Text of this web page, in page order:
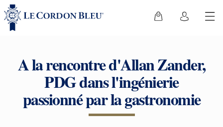
A la rencontre d'Allan Zander,
PDG dans l'ingénierie
passionné par la gastronomie